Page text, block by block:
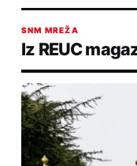
SNM MREŽA
Iz REUC